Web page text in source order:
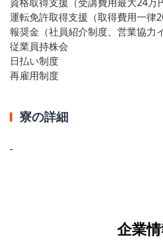
運転免許取得支援（取得費用一律
報奨金（社員紹介制度、営業協力
従業員持株会
日払い制度
再雇用制度
寮の詳細
-
企業